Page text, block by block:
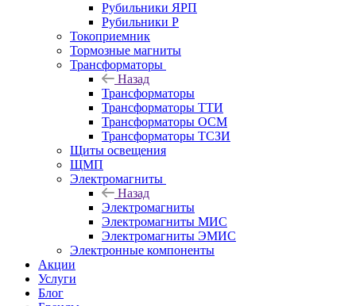
Рубильники ЯРП
Рубильники Р
Токоприемник
Тормозные магниты
Трансформаторы
Назад
Трансформаторы
Трансформаторы ТТИ
Трансформаторы ОСМ
Трансформаторы ТСЗИ
Щиты освещения
ЩМП
Электромагниты
Назад
Электромагниты
Электромагниты МИС
Электромагниты ЭМИС
Электронные компоненты
Акции
Услуги
Блог